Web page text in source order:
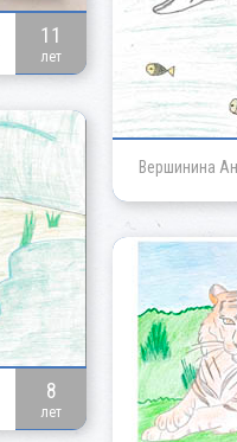
11
лет
Вершинина
8
лет